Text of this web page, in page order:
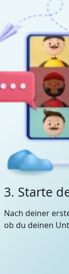
3. Starte
Nach deiner
ob du deinen